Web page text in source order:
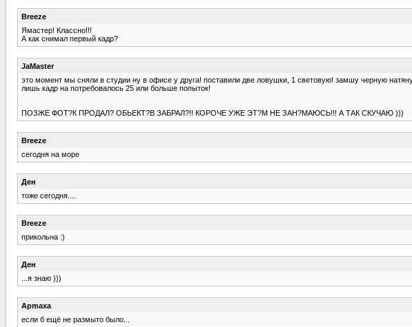
Breeze
Ямастер! Классно!!!
А как снимал первый кадр?
JaMaster
это момент мы сняли в студии ну в офисе у друга! поставили две ловушки, 1 световую! замшу черную
лишь кадр на потребовалось 25 или больше попыток!
ПОЗЖЕ ФОТ?К ПРОДАЛ? ОБЬЕКТ?В ЗАБРАЛ?!! КОРОЧЕ УЖЕ ЭТ?М НЕ ЗАН?МАЮСЬ!!! А ТАК СКУЧАЮ )))
Breeze
сегодня на море
Ден
тоже сегодня....
Breeze
прикольна :)
Ден
...я знаю )))
Apmaxa
если б ещё не размыто было...